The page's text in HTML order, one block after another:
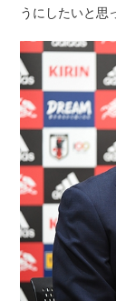
うにしたいと思